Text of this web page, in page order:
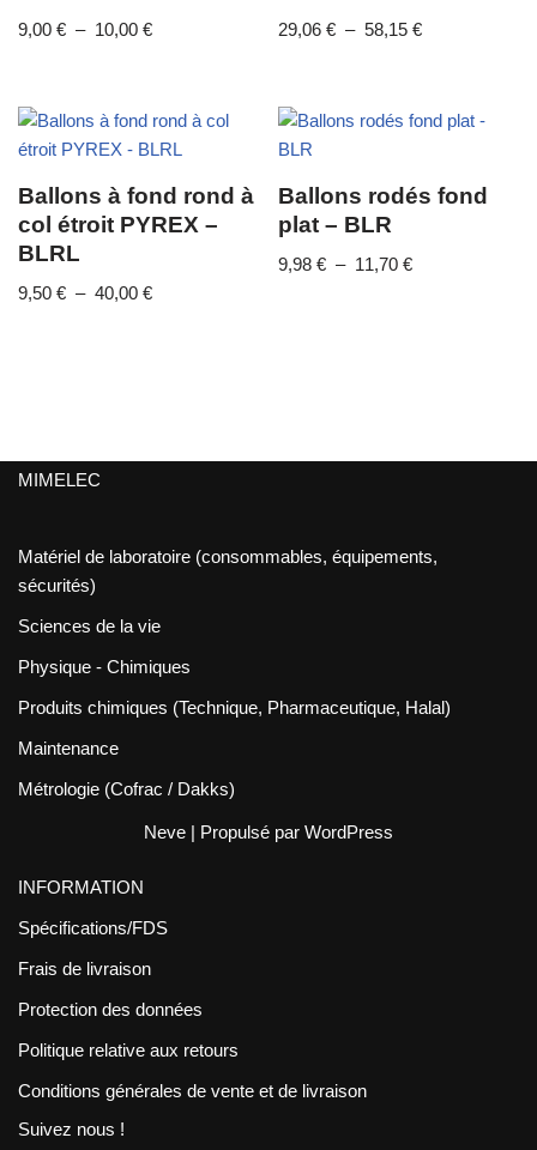
9,00 € – 10,00 € 29,06€ – 58,15€
Ballons à fond rond à
col étroit PYREX –
BLRL
9,50 € – 40,00 €
Ballons rodés fond
plat – BLR
9,98€ – 11,70€
MIMELEC
Matériel de laboratoire (consommables, équipements,
sécurités)
Sciences de la vie
Physique - Chimiques
Produits chimiques (Technique, Pharmaceutique, Halal)
Maintenance
Métrologie (Cofrac / Dakks)
Neve | Propulsé par WordPress
INFORMATION
Spécifications/FDS
Frais de livraison
Protection des données
Politique relative aux retours
Conditions générales de vente et de livraison
Suivez nous !